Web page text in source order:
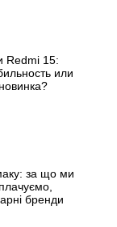
Redmi 15:
или
за що ми
бренди